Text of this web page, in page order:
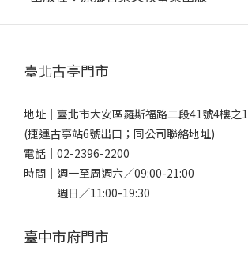
臺北古亭門市
地址｜ 臺北市大安區羅斯福路二段41號4樓之1
(捷運古亭站6號出口；同公司聯絡地址)
電話｜ 02-2396-2200
時間｜週一至周週六／09:00-21:00
週日／11:00-19:30
臺中市府門市